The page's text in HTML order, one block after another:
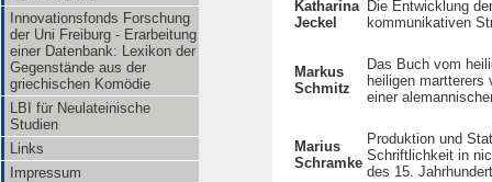
Innovationsfonds Forschung
der Uni Freiburg - Erarbeitung
einer Datenbank: Lexikon der
Gegenstände aus der
griechischen Komödie
LBI für Neulateinische
Studien
Links
Impressum
Katharina
Jeckel
Die Entwicklung
kommunikativen
Markus
Schmitz
Das Buch vom
heiligen
einer
Marius
Schramke
Produktion und
Schriftlichkeit in
des 15.